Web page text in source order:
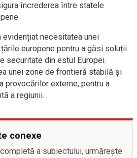
încrederea între statele
evidențiat necesitatea unei
europene pentru a găsi soluții
securitate din estul Europei.
unei zone de frontieră stabilă și
provocărilor externe, pentru a
a regiunii.
conexe
a subiectului, urmărește